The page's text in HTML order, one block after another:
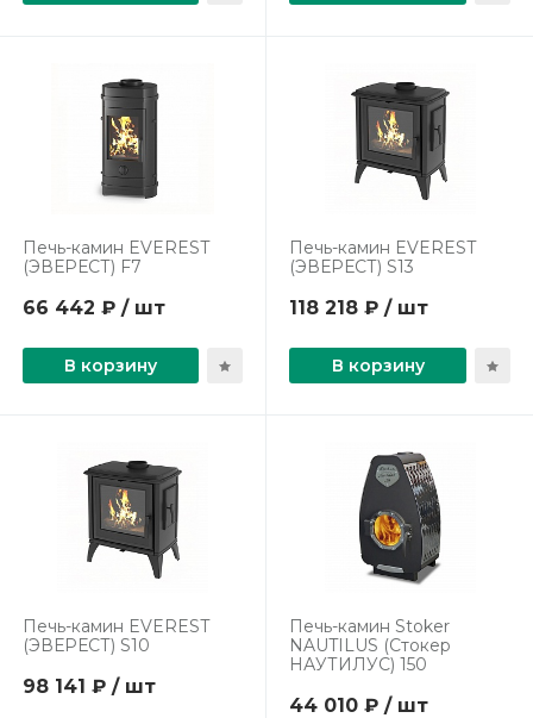
Печь-камин EVEREST
(ЭВЕРЕСТ) F7
66 442 ₽ / шт
В корзину
Печь-камин EVEREST
(ЭВЕРЕСТ) S13
118 218 ₽ / шт
В корзину
Печь-камин EVEREST
(ЭВЕРЕСТ) S10
98 141 ₽ / шт
Печь-камин Stoker
NAUTILUS (Стокер
НАУТИЛУС) 150
44 010 ₽ / шт